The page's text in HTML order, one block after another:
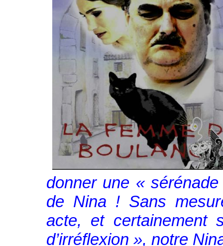
donner une «
de Nina ! Sans
acte, et certainement
d’irréflexion », notre